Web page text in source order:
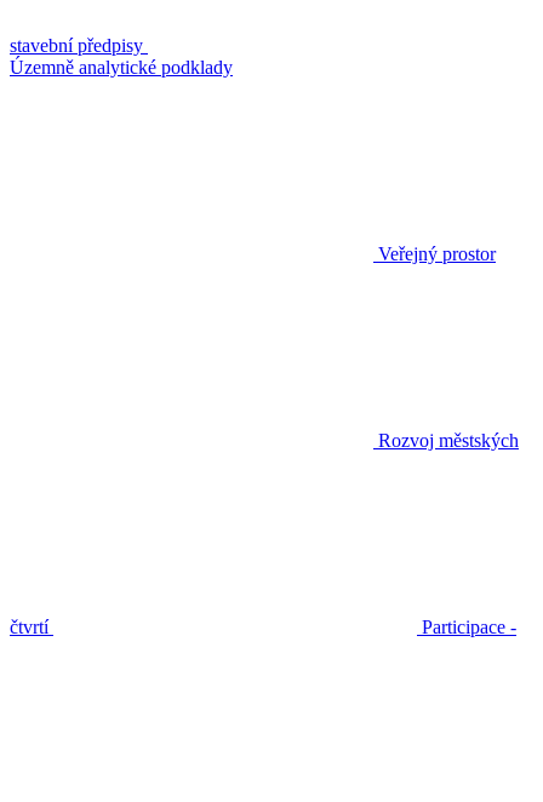
stavební předpisy
Územně analytické podklady
Veřejný prostor
Rozvoj městských
čtvrtí Participace -